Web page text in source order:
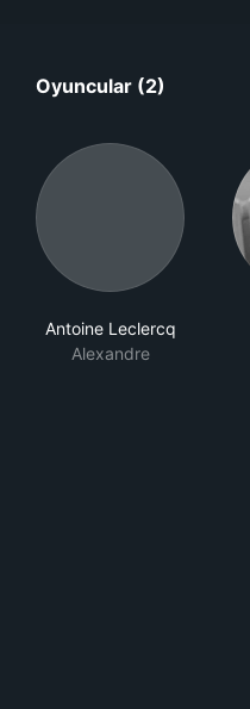
Oyuncular (2)
Antoine Leclercq
Alexandre